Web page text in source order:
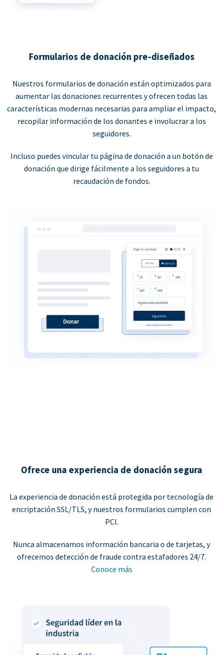
Formularios de donación pre-diseñados
Nuestros formularios de donación están optimizados para
aumentar las donaciones recurrentes y ofrecen todas las
características modernas necesarias para ampliar el impacto,
recopilar información de los donantes e involucrar a los
seguidores.
Incluso puedes vincular tu página de donación a un botón de
donación que dirige fácilmente a los seguidores a tu
recaudación de fondos.
Ofrece una experiencia de donación segura
La experiencia de donación está protegida por tecnología de
encriptación SSL/TLS, y nuestros formularios cumplen con
PCI.
Nunca almacenamos información bancaria o de tarjetas, y
ofrecemos detección de fraude contra estafadores 24/7.
Conoce más